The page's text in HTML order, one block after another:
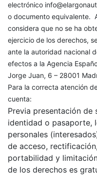
electrónico
o documento equivalente.
considera que no se ha
ejercicio de los derechos,
ante la autoridad nacional
efectos a la Agencia
Jorge Juan, 6 – 28001
Para la correcta atención
cuenta:
Previa presentación de
identidad o pasaporte,
personales
de acceso,
portabilidad y
de los derechos es